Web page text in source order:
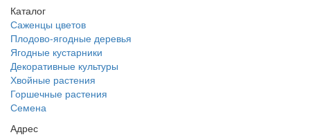
Каталог
Саженцы цветов
Плодово-ягодные деревья
Ягодные кустарники
Декоративные культуры
Хвойные растения
Горшечные растения
Семена
Адрес